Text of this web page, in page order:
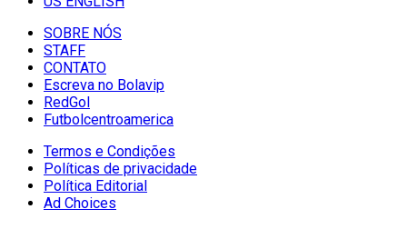
SOBRE NÓS
STAFF
CONTATO
Escreva no Bolavip
RedGol
Futbolcentroamerica
Termos e Condições
Políticas de privacidade
Política Editorial
Ad Choices